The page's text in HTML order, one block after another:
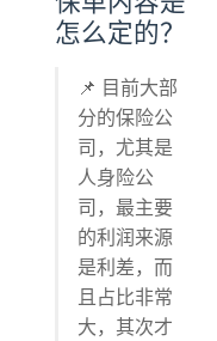
怎么定的？
📌 目前大部
分的保险公
司，尤其是
人身险公
司，最主要
的利润来源
是利差，而
且占比非常
大，其次才